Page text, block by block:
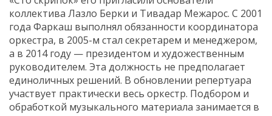
коллектива Лазло Берки и Тивадар Межарос. С 2001
года Фаркаш выполнял обязанности координатора
оркестра, в 2005-м стал секретарем и менеджером,
а в 2014 году — президентом и художественным
руководителем. Эта должность не предполагает
единоличных решений. В обновлении репертуара
участвует практически весь оркестр. Подбором и
обработкой музыкального материала занимается в